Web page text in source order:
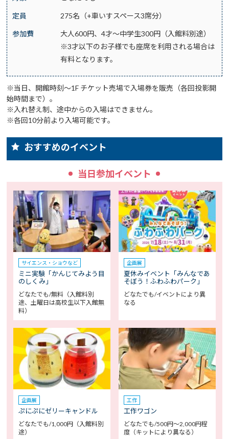
定員 275名（+車いすスペース3席分）
参加費
大人600円、4才～中学生300円（入館料別途）
※3才以下のお子様でも座席を利用される場合は
有料となります。
※当日、開館時刻～1F チケット売場で入場券を販売（各回投影開
始時間まで）。
※入れ替え制、途中からの入場はできません。
※各回10分前より入場可能です。
おすすめのイベント
当日参加イベント
サイエンス・ショウなど
ミニ実験「かんじてみよう目
のしくみ」
どなたでも/無料（入館料別
途、土曜日は高校生以下入館無
料）
企画展
夏休みイベント「みんなであ
そぼう！ふわふわパーク」
どなたでも/イベントにより異
なる
企画展
ぷにぷにゼリーキャンドル
どなたでも/1,000円（入館料別
途）
工作
工作ワゴン
どなたでも/500円～2,000円程
度（キットにより異なる）